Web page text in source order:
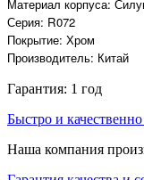
Материал корпуса:
Серия: R072
Покрытие: Хром
Производитель: Китай
Гарантия: 1 год
Быстро и
Наша компания